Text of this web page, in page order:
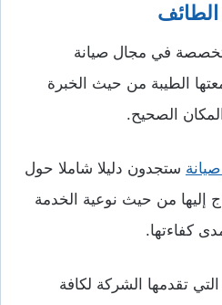
في مجال صيانة
الطيبة من حيث الخبرة
الصحيح.
صيانة ستجدون دليلا شاملا حول
إليها من حيث نوعية الخدمة
كفاءتها.
تقدمها الشركة لكافة